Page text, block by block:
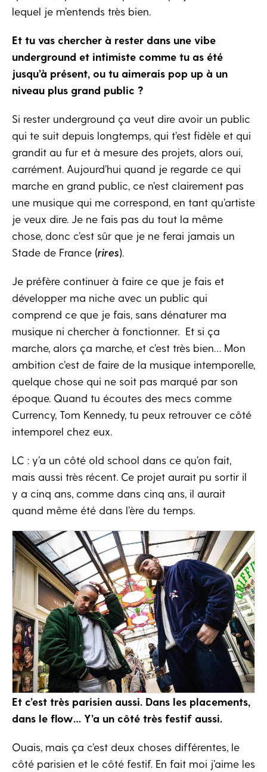
lequel je m’entends très bien.
Et tu vas chercher à rester dans une vibe
underground et intimiste comme tu as été
jusqu’à présent, ou tu aimerais pop up à un
niveau plus grand public ?
Si rester underground ça veut dire avoir un public
qui te suit depuis longtemps, qui t’est fidèle et qui
grandit au fur et à mesure des projets, alors oui,
carrément. Aujourd’hui quand je regarde ce qui
marche en grand public, ce n’est clairement pas
une musique qui me correspond, en tant qu’artiste
je veux dire. Je ne fais pas du tout la même
chose, donc c’est sûr que je ne ferai jamais un
Stade de France (rires).
Je préfère continuer à faire ce que je fais et
développer ma niche avec un public qui
comprend ce que je fais, sans dénaturer ma
musique ni chercher à fonctionner. Et si ça
marche, alors ça marche, et c’est très bien… Mon
ambition c’est de faire de la musique intemporelle,
quelque chose qui ne soit pas marqué par son
époque. Quand tu écoutes des mecs comme
Currency, Tom Kennedy, tu peux retrouver ce côté
intemporel chez eux.
LC : y’a un côté old school dans ce qu’on fait,
mais aussi très récent. Ce projet aurait pu sortir il
y a cinq ans, comme dans cinq ans, il aurait
quand même été dans l’ère du temps.
Et c’est très parisien aussi. Dans les placements,
dans le flow… Y’a un côté très festif aussi.
Ouais, mais ça c’est deux choses différentes, le
côté parisien et le côté festif. En fait moi j’aime les